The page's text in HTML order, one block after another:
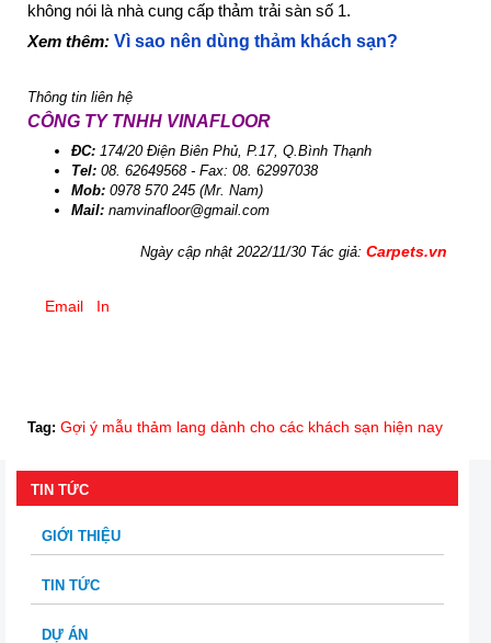
không nói là nhà cung cấp thảm trải sàn số 1.
Xem thêm: Vì sao nên dùng thảm khách sạn?
Thông tin liên hệ
CÔNG TY TNHH VINAFLOOR
ĐC: 174/20 Điện Biên Phủ, P.17, Q.Bình Thạnh
Tel: 08. 62649568 - Fax: 08. 62997038
Mob: 0978 570 245 (Mr. Nam)
Mail: namvinafloor@gmail.com
Ngày cập nhật 2022/11/30 Tác giả: Carpets.vn
Email In
Tag: Gợi ý mẫu thảm lang dành cho các khách sạn hiện nay
TIN TỨC
GIỚI THIỆU
TIN TỨC
DỰ ÁN